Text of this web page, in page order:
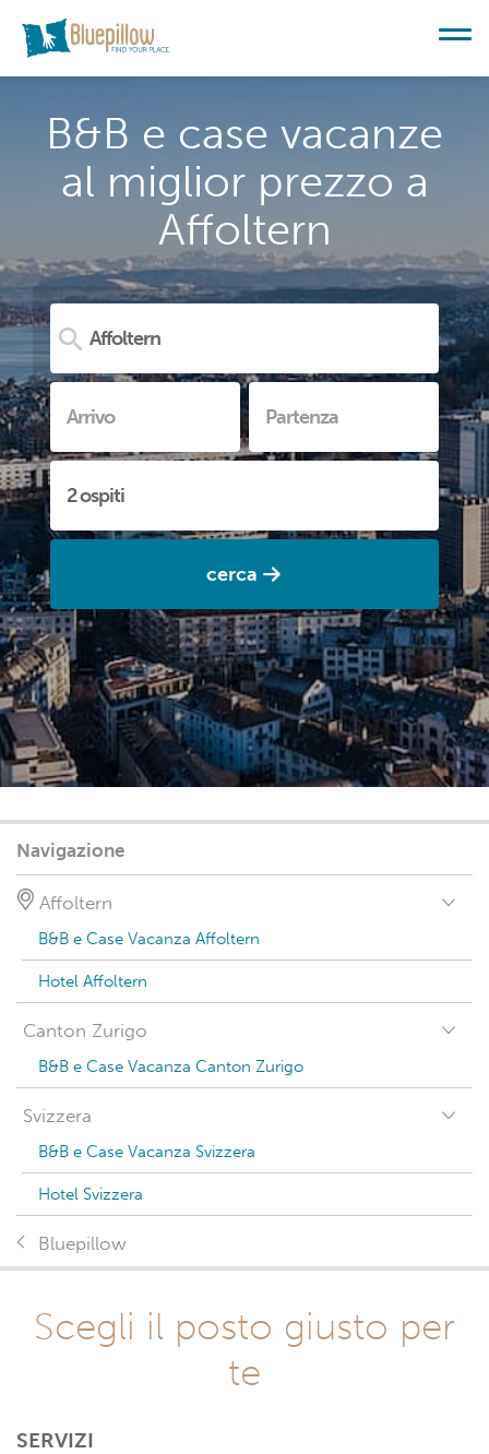
B&B e case vacanze
al miglior prezzo a
Affoltern
cerca
Navigazione
Affoltern
B&B e Case Vacanza Affoltern
Hotel Affoltern
Canton Zurigo
B&B e Case Vacanza Canton Zurigo
Svizzera
B&B e Case Vacanza Svizzera
Hotel Svizzera
Bluepillow
Scegli il posto giusto per
te
SERVIZI